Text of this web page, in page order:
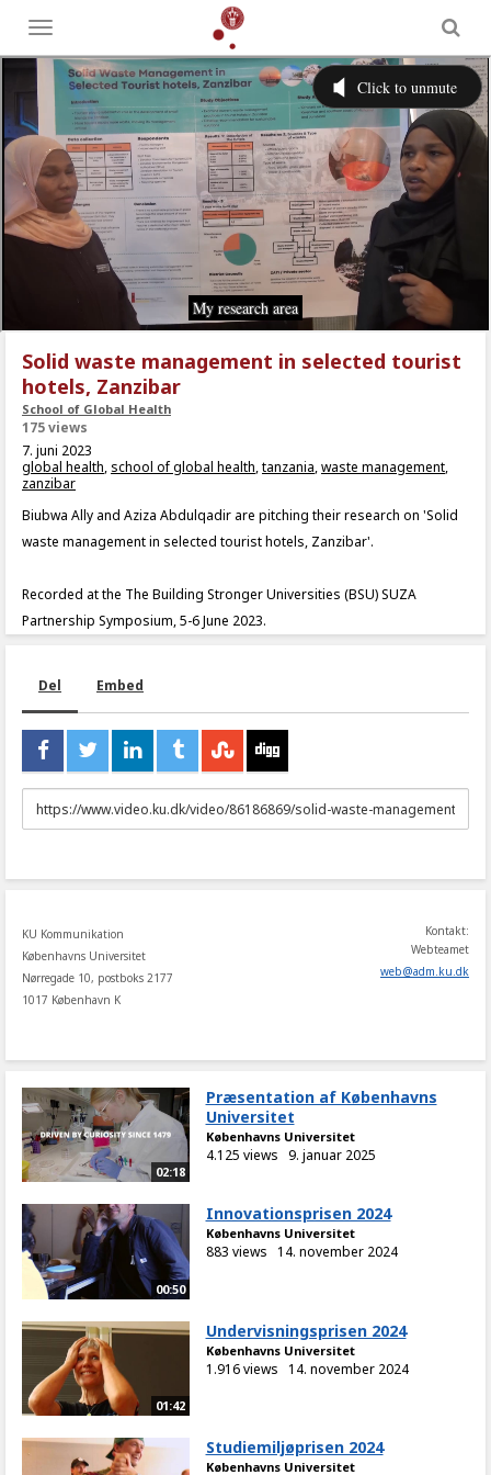
Toggle
menu
Solid waste management in selected tourist
hotels, Zanzibar
School of Global Health
175 views
7. juni 2023
global health, school of global health,tanzania,waste management,
zanzibar
Biubwa Ally and Aziza Abdulqadir are pitching their research on 'Solid
waste management in selected tourist hotels, Zanzibar'.
Recorded at the The Building Stronger Universities (BSU) SUZA
Partnership Symposium, 5-6 June 2023.
Del Embed
URL
to
KU Kommunikation
Københavns Universitet
Nørregade 10, postboks 2177
1017 København K
Kontakt:
Webteamet
web@adm.ku.dk
02:18
Præsentation af Københavns
Universitet
Københavns Universitet
4.125 views 9. januar 2025
00:50
Innovationsprisen 2024
Københavns Universitet
883 views 14. november 2024
01:42
Undervisningsprisen 2024
Københavns Universitet
1.916 views 14. november 2024
Studiemiljøprisen 2024
Københavns Universitet